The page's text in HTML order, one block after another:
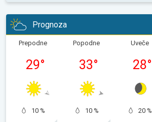
Prognoza
Prepodne
29°
10 %
Popodne
33°
10 %
Uveče
28°
20 %